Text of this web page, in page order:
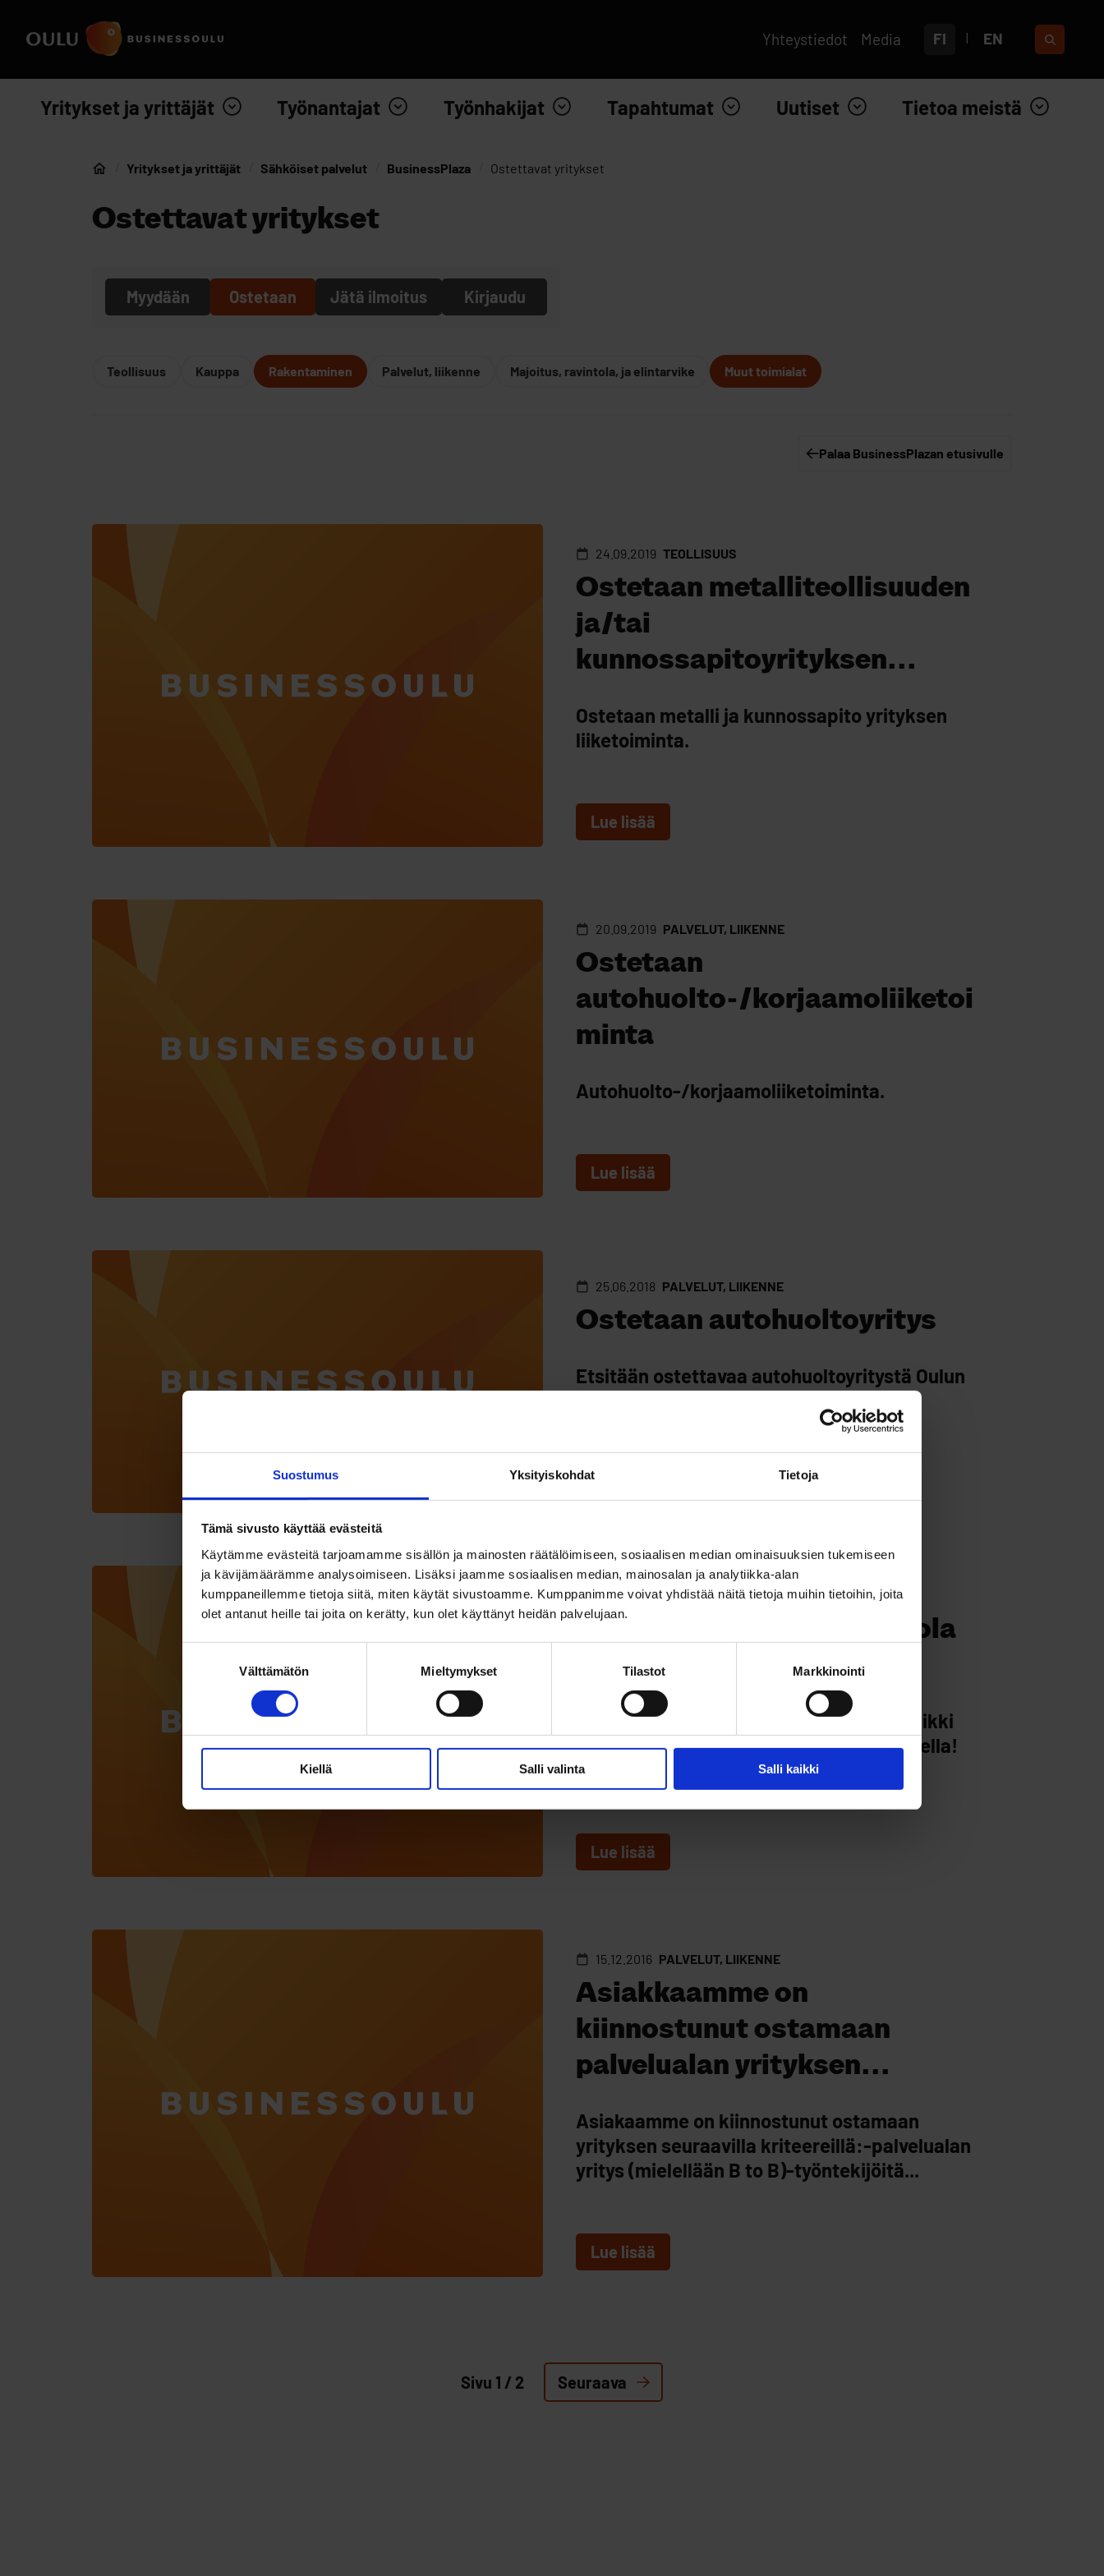
Suostumus Yksityiskohdat Tietoja
Tämä sivusto käyttää evästeitä
Käytämme evästeitä tarjoamamme sisällön ja mainosten räätälöimiseen, sosiaalisen median ominaisuuksien tukemiseen
ja kävijämäärämme analysoimiseen. Lisäksi jaamme sosiaalisen median, mainosalan ja analytiikka-alan
kumppaneillemme tietoja siitä, miten käytät sivustoamme. Kumppanimme voivat yhdistää näitä tietoja muihin tietoihin, joita
olet antanut heille tai joita on kerätty, kun olet käyttänyt heidän palvelujaan.
Välttämätön Mieltymykset Tilastot Markkinointi
Kiellä Salli valinta Salli kaikki
Yhteystiedot Media FI EN
Yritykset ja yrittäjät Työnantajat Työnhakijat Tapahtumat Uutiset Tietoa meistä
Etusivu
Yritykset ja yrittäjät Sähköiset palvelut BusinessPlaza Ostettavat yritykset
Ostettavat yritykset
Myydään Ostetaan Jätä ilmoitus Kirjaudu
Teollisuus Kauppa Rakentaminen Palvelut, liikenne Majoitus, ravintola, ja elintarvike Muut toimialat
Palaa BusinessPlazan etusivulle
24.09.2019 TEOLLISUUS
Ostetaan metalliteollisuuden
ja/tai
kunnossapitoyrityksen...
Ostetaan metalli ja kunnossapito yrityksen
liiketoiminta.
Lue lisää
20.09.2019 PALVELUT, LIIKENNE
Ostetaan
autohuolto-/korjaamoliiketoi
minta
Autohuolto-/korjaamoliiketoiminta.
Lue lisää
25.06.2018 PALVELUT, LIIKENNE
Ostetaan autohuoltoyritys
Etsitään ostettavaa autohuoltoyritystä Oulun
Lue lisää
25.04.2018 MAJOITUS, RAVINTOLA, JA ELINTARVIKE
Ostetaan anniskeluravintola
Oulusta
Ostetaan anniskeluravintola Oulusta. Kaikki
kohteet huomioidaan,tarjoa luottamuksella!
Nopea kauppa mahdollinen.
Lue lisää
15.12.2016 PALVELUT, LIIKENNE
Asiakkaamme on
kiinnostunut ostamaan
palvelualan yrityksen...
Asiakaamme on kiinnostunut ostamaan
yrityksen seuraavilla kriteereillä:-palvelualan
yritys (mielellään B to B)-työntekijöitä...
Lue lisää
Sivu 1 / 2 Seuraava